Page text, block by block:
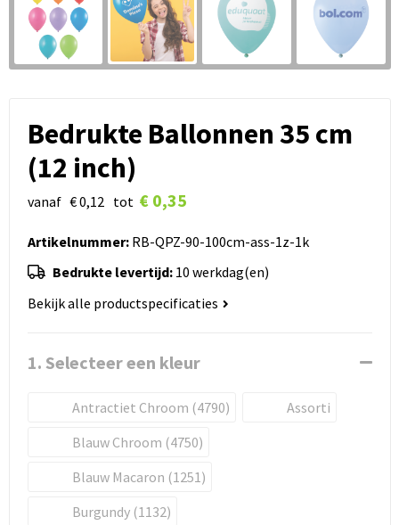
Bedrukte Ballonnen 35 cm
(12 inch)
vanaf € 0,12 tot € 0,35
Artikelnummer:RB-QPZ-90-100cm-ass-1z-1k
Bedrukte levertijd: 10 werkdag(en)
Bekijk alle productspecificaties
1. Selecteer een kleur
Antractiet Chroom (4790)
Assorti
Blauw Chroom (4750)
Blauw Macaron (1251)
Burgundy (1132)